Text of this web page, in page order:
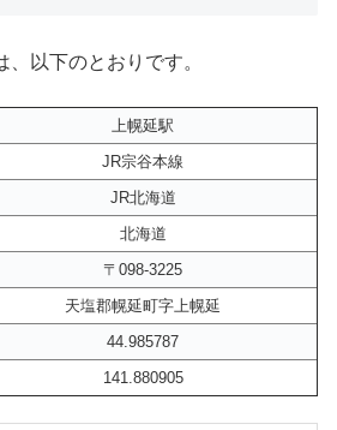
、以下のとおりです。
上幌延駅
JR宗谷本線
JR北海道
北海道
〒098-3225
天塩郡幌延町字上幌延
44.985787
141.880905